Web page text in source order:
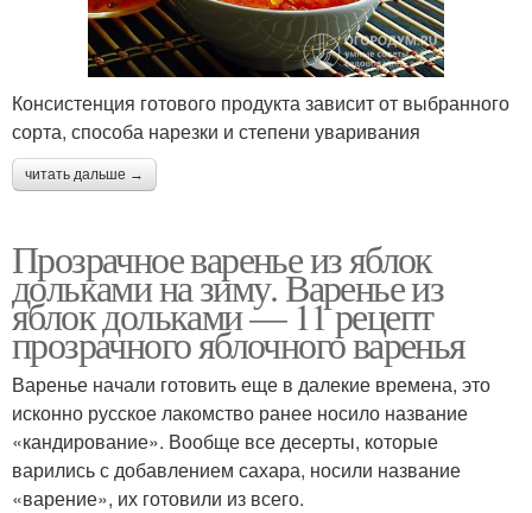
Консистенция готового продукта зависит от выбранного
сорта, способа нарезки и степени уваривания
читать дальше →
Прозрачное варенье из яблок
дольками на зиму. Варенье из
яблок дольками — 11 рецепт
прозрачного яблочного варенья
Варенье начали готовить еще в далекие времена, это
исконно русское лакомство ранее носило название
«кандирование». Вообще все десерты, которые
варились с добавлением сахара, носили название
«варение», их готовили из всего.